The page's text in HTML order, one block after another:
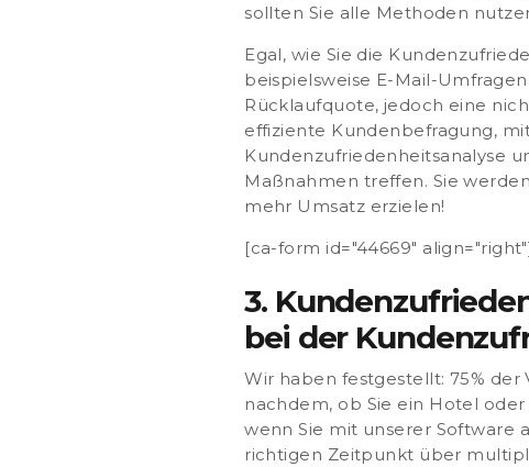
sollten Sie alle Methoden
Egal, wie Sie die
beispielsweise E-Mail-
Rücklaufquote, jedoch eine
effiziente Kundenbefragung,
Kundenzufriedenheitsanalyse
Maßnahmen treffen. Sie
mehr Umsatz erzielen!
[ca-form id="44669" align="right"]
3.
bei der
Wir haben festgestellt: 75%
nachdem, ob Sie ein Hotel
wenn Sie mit unserer Software
richtigen Zeitpunkt über